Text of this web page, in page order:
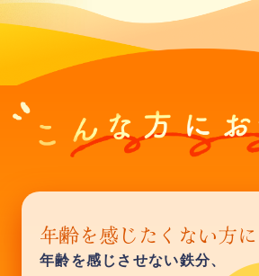
年齢を感じさせない鉄分、